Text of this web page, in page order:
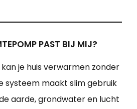
PAST BIJ MIJ?
je huis verwarmen zonder
systeem maakt slim gebruik
aarde, grondwater en lucht